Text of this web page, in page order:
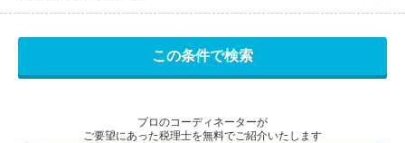
プロのコーディネーターが
ご要望にあった税理士を無料でご紹介いたします